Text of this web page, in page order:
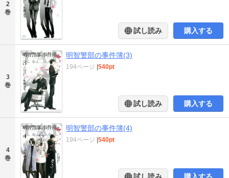
2
巻
試し読み 購入する
3
巻
明智警部の事件簿(3)
194ページ 540pt
試し読み 購入する
4
巻
明智警部の事件簿(4)
194ページ 540pt
試し読み 購入する